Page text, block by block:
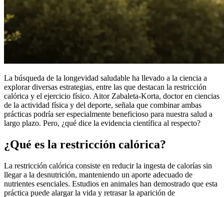
La búsqueda de la longevidad saludable ha llevado a la ciencia a
explorar diversas estrategias, entre las que destacan la restricción
calórica y el ejercicio físico. Aitor Zabaleta-Korta, doctor en ciencias
de la actividad física y del deporte, señala que combinar ambas
prácticas podría ser especialmente beneficioso para nuestra salud a
largo plazo. Pero, ¿qué dice la evidencia científica al respecto?
¿Qué es la restricción calórica?
La restricción calórica consiste en reducir la ingesta de calorías sin
llegar a la desnutrición, manteniendo un aporte adecuado de
nutrientes esenciales. Estudios en animales han demostrado que esta
práctica puede alargar la vida y retrasar la aparición de